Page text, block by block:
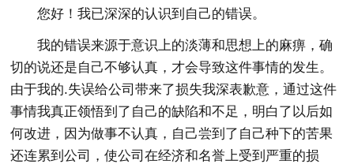
您好！我已深深的认识到自己的错误。
我的错误来源于意识上的淡薄和思想上的麻痹，确
切的说还是自己不够认真，才会导致这件事情的发生。
由于我的.失误给公司带来了损失我深表歉意，通过这件
事情我真正领悟到了自己的缺陷和不足，明白了以后如
何改进，因为做事不认真，自己尝到了自己种下的苦果
还连累到公司，使公司在经济和名誉上受到严重的损